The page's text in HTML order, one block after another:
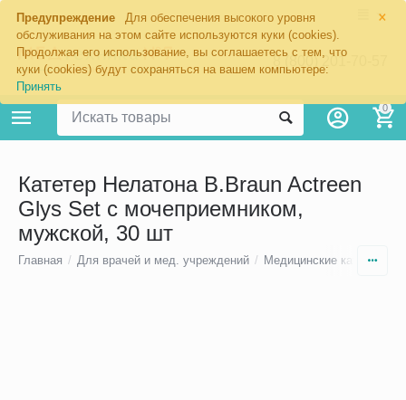
×
Предупреждение
Для обеспечения высокого уровня
обслуживания на этом сайте используются куки (cookies).
Продолжая его использование, вы соглашаетесь с тем, что
куки (cookies) будут сохраняться на вашем компьютере:
Принять
8 (800) 201-70-57
0
Катетер Нелатона B.Braun Actreen
Glys Set с мочеприемником,
мужской, 30 шт
Главная / Для врачей и мед. учреждений / Медицинские катетеры